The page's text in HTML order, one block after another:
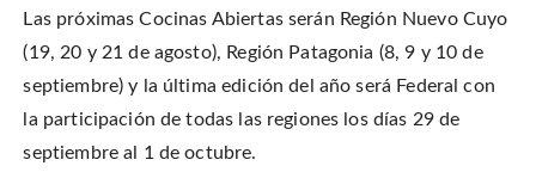
Las próximas Cocinas Abiertas serán Región Nuevo Cuyo
(19, 20 y 21 de agosto), Región Patagonia (8, 9 y 10 de
septiembre) y la última edición del año será Federal con
la participación de todas las regiones los días 29 de
septiembre al 1 de octubre.